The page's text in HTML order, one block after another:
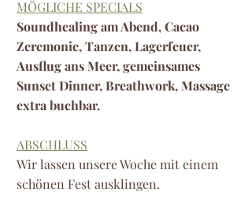
MÖGLICHE SPECIALS
Soundhealing am Abend, Cacao
Zeremonie, Tanzen, Lagerfeuer,
Ausflug ans Meer, gemeinsames
Sunset Dinner, Breathwork, Massage
extra buchbar.
ABSCHLUSS
Wir lassen unsere Woche mit einem
schönen Fest ausklingen.